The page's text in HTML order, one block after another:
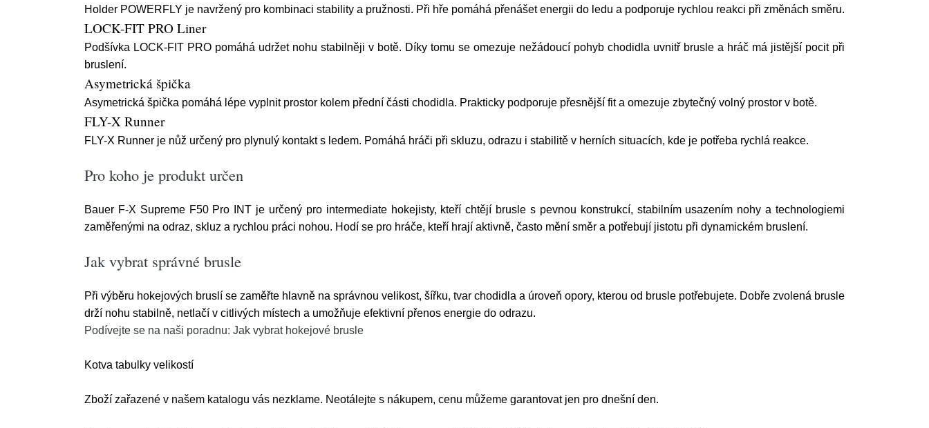
Holder POWERFLY je navržený pro kombinaci stability a pružnosti. Při hře pomáhá přenášet energii do ledu a podporuje rychlou reakci při změnách směru.
LOCK-FIT PRO Liner
Podšívka LOCK-FIT PRO pomáhá udržet nohu stabilněji v botě. Díky tomu se omezuje nežádoucí pohyb chodidla uvnitř brusle a hráč má jistější pocit při
bruslení.
Asymetrická špička
Asymetrická špička pomáhá lépe vyplnit prostor kolem přední části chodidla. Prakticky podporuje přesnější fit a omezuje zbytečný volný prostor v botě.
FLY-X Runner
FLY-X Runner je nůž určený pro plynulý kontakt s ledem. Pomáhá hráči při skluzu, odrazu i stabilitě v herních situacích, kde je potřeba rychlá reakce.
Pro koho je produkt určen
Bauer F-X Supreme F50 Pro INT je určený pro intermediate hokejisty, kteří chtějí brusle s pevnou konstrukcí, stabilním usazením nohy a technologiemi
zaměřenými na odraz, skluz a rychlou práci nohou. Hodí se pro hráče, kteří hrají aktivně, často mění směr a potřebují jistotu při dynamickém bruslení.
Jak vybrat správné brusle
Při výběru hokejových bruslí se zaměřte hlavně na správnou velikost, šířku, tvar chodidla a úroveň opory, kterou od brusle potřebujete. Dobře zvolená brusle
drží nohu stabilně, netlačí v citlivých místech a umožňuje efektivní přenos energie do odrazu.
Podívejte se na naši poradnu: Jak vybrat hokejové brusle
Kotva tabulky velikostí
Zboží zařazené v našem katalogu vás nezklame. Neotálejte s nákupem, cenu můžeme garantovat jen pro dnešní den.